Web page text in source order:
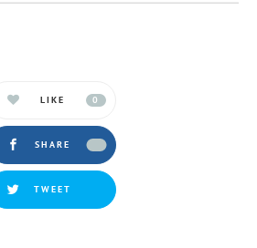
LIKE 0
SHARE
TWEET